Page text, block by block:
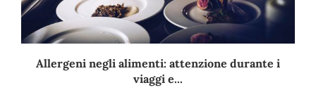
Allergeni negli alimenti: attenzione durante i
viaggi e...